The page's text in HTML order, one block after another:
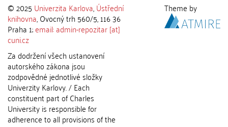
© 2025 Univerzita Karlova,Ústřední
knihovna, Ovocný trh 560/5, 116 36
Praha 1;email: admin-repozitar [at]
cuni.cz
Za dodržení všech ustanovení
autorského zákona jsou
zodpovědné jednotlivé složky
Univerzity Karlovy. / Each
constituent part of Charles
University is responsible for
adherence to all provisions of the
Theme by